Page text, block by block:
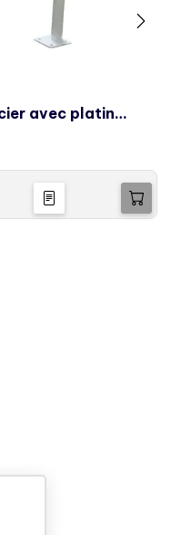
Barrière de sécurité acier avec platine - rouge/blanc